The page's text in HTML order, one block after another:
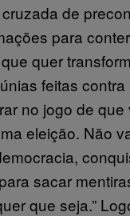
de
para
quer
feitas
no jogo de que
eleição. Não
sacar
que seja.”